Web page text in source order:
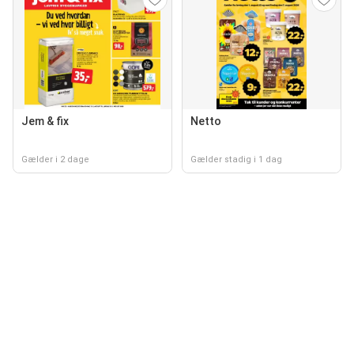
Jem & fix
Gælder i 2 dage
Netto
Gælder stadig i 1 dag